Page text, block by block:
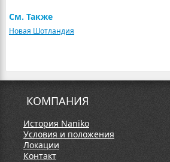
См. Также
Новая Шотландия
КОМПАНИЯ
История Naniko
Условия и положения
Локации
Контакт